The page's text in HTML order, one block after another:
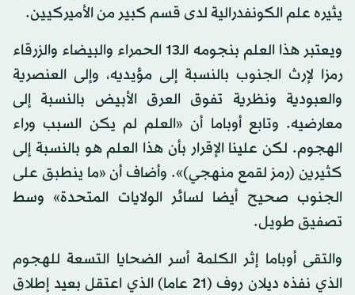
يثيره علم الكونفدرالية لدى قسم كبير من الأميركيين.
ويعتبر هذا العلم بنجومه الـ13 الحمراء والبيضاء والزرقاء
رمزا لإرث الجنوب بالنسبة إلى مؤيديه، وإلى العنصرية
والعبودية ونظرية تفوق العرق الأبيض بالنسبة إلى
معارضيه. وتابع أوباما أن «العلم لم يكن السبب وراء
الهجوم. لكن علينا الإقرار بأن هذا العلم هو بالنسبة إلى
كثيرين (رمز لقمع منهجي)». وأضاف أن «ما ينطبق على
الجنوب صحيح أيضا لسائر الولايات المتحدة» وسط
تصفيق طويل.
والتقى أوباما إثر الكلمة أسر الضحايا التسعة للهجوم
الذي نفذه ديلان روف (21 عاما) الذي اعتقل بعيد إطلاق